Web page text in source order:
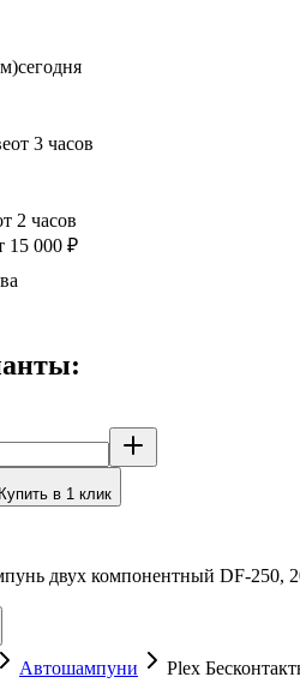
сегодня
от 3 часов
2 часов
15 000 ₽
Купить в 1 клик
двух компонентный DF-250,
Автошампуни Plex